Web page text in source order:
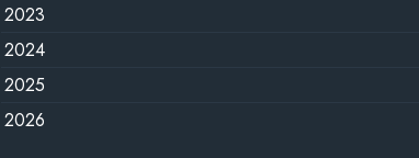
2023
2024
2025
2026